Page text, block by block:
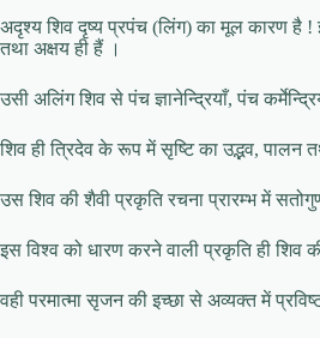
अदृश्य शिव दृष्य प्रपंच (लिंग) का मूल कारण है !
तथा अक्षय ही हैं ।
उसी अलिंग शिव से पंच ज्ञानेन्द्रियाँ, पंच
शिव ही त्रिदेव के रूप में सृष्टि का उद्भव,
उस शिव की शैवी प्रकृति रचना प्रारम्भ में
इस विश्व को धारण करने वाली प्रकृति ही शिव
वही परमात्मा सृजन की इच्छा से अव्यक्त में